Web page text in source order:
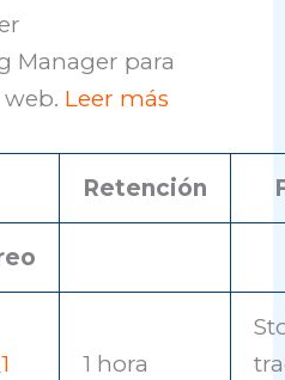
Manager para
Leer más
Retención
1 hora